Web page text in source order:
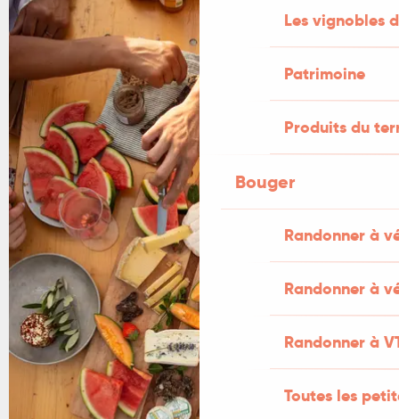
Les vignobles
Patrimoine
Produits du
Bouger
Randonner à
Randonner à
Randonner à
Toutes les